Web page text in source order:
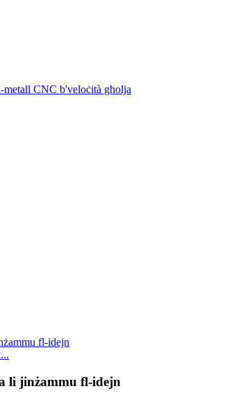
li jinżammu fl-idejn